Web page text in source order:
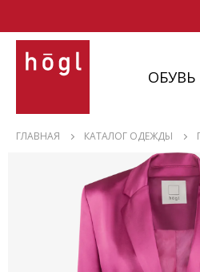
ОБУВЬ
ОДЕЖДА
ИЗДЕЛИЯ
С
ГЛАВНАЯ КАТАЛОГ ОДЕЖДЫ